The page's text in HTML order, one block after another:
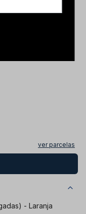
Laranja Logo
ver parcelas
- Laranja